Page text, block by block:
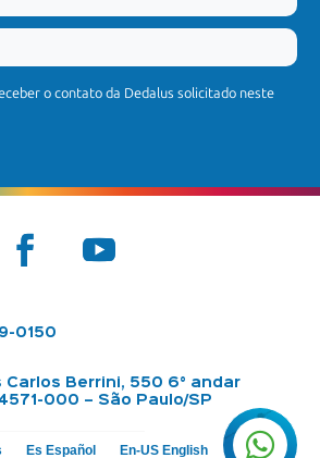
o contato da Dedalus solicitado neste

0150
Carlos Berrini, 550 6° andar
000 – São Paulo/SP
Es Español En-US English